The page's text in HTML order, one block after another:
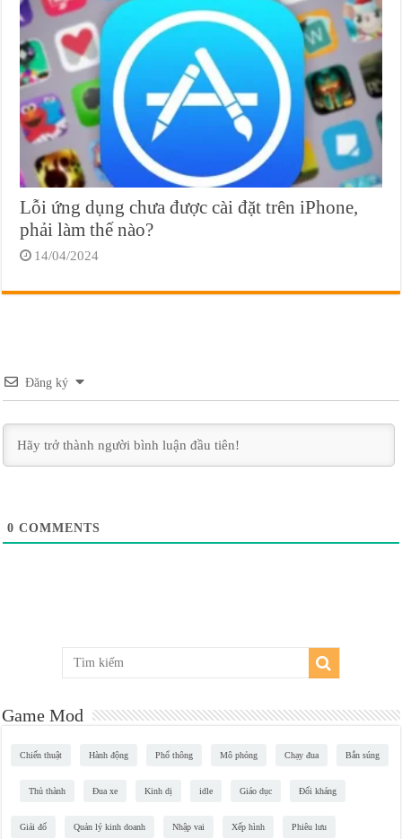
Lỗi ứng dụng chưa được cài đặt trên iPhone,
phải làm thế nào?
14/04/2024
Đăng ký
0 COMMENTS
Game Mod
Chiến thuật Hành động Phổ thông Mô phỏng Chạy đua Bắn súng
Thủ thành Đua xe Kinh dị idle Giáo dục Đối kháng
Giải đố Quản lý kinh doanh Nhập vai Xếp hình Phiêu lưu